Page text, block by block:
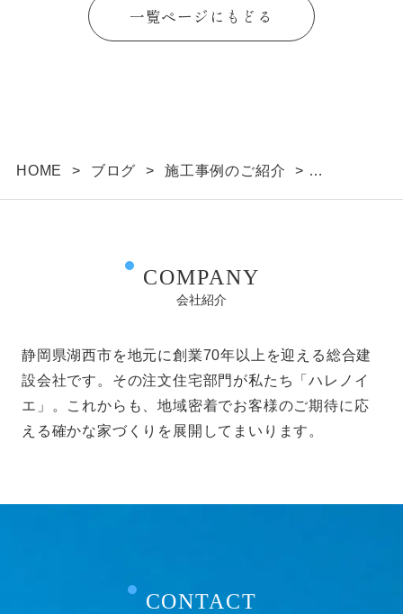
一覧ページにもどる
HOME > ブログ > 施工事例のご紹介
>
「アザミ咲く家」完成見学会レポート
COMPANY
会社紹介
静岡県湖西市を地元に創業70年以上を迎える総合建
設会社です。その注文住宅部門が私たち「ハレノイ
エ」。これからも、地域密着でお客様のご期待に応
える確かな家づくりを展開してまいります。
CONTACT